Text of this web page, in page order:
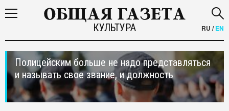
КУЛЬТУРА RU /EN
Полицейским больше не надо представляться
и называть свое звание, и должность